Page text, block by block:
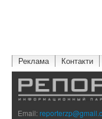
Реклама Контакти
Email: